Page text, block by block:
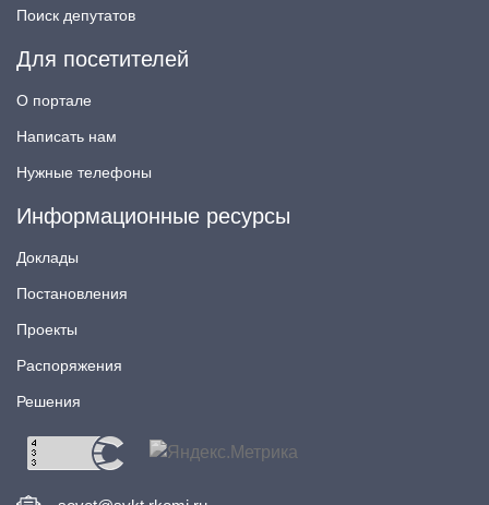
Поиск депутатов
Для посетителей
О портале
Написать нам
Нужные телефоны
Информационные ресурсы
Доклады
Постановления
Проекты
Распоряжения
Решения